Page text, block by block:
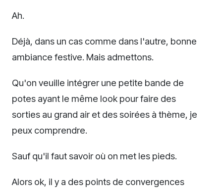
Ah.
Déjà, dans un cas comme dans l'autre, bonne
ambiance festive. Mais admettons.
Qu'on veuille intégrer une petite bande de
potes ayant le même look pour faire des
sorties au grand air et des soirées à thème, je
peux comprendre.
Sauf qu'il faut savoir où on met les pieds.
Alors ok, il y a des points de convergences